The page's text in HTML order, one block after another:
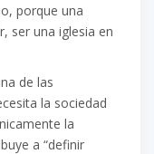
porque una
ser una iglesia en
de las
la sociedad
la
a “definir